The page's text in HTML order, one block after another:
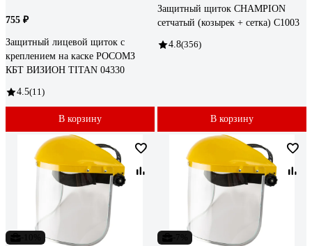
755 ₽
Защитный лицевой щиток с
креплением на каске РОСОМЗ
КБТ ВИЗИОН TITAN 04330
4.5(11)
В корзину
Защитный щиток CHAMPION
сетчатый (козырек + сетка) C1003
4.8(356)
В корзину